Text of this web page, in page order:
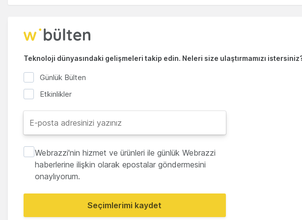
Teknoloji dünyasındaki gelişmeleri takip edin. Neleri size ulaştırmamızı
Günlük Bülten
Etkinlikler
Webrazzi'nin hizmet ve ürünleri ile günlük Webrazzi
haberlerine ilişkin olarak epostalar göndermesini
onaylıyorum.
Seçimlerimi kaydet